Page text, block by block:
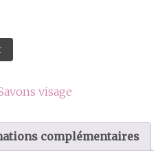
visage
complémentaires